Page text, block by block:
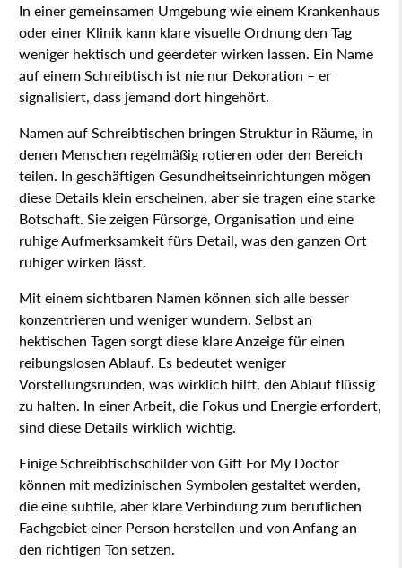
In einer gemeinsamen Umgebung wie einem Krankenhaus
oder einer Klinik kann klare visuelle Ordnung den Tag
weniger hektisch und geerdeter wirken lassen. Ein Name
auf einem Schreibtisch ist nie nur Dekoration – er
signalisiert, dass jemand dort hingehört.
Namen auf Schreibtischen bringen Struktur in Räume, in
denen Menschen regelmäßig rotieren oder den Bereich
teilen. In geschäftigen Gesundheitseinrichtungen mögen
diese Details klein erscheinen, aber sie tragen eine starke
Botschaft. Sie zeigen Fürsorge, Organisation und eine
ruhige Aufmerksamkeit fürs Detail, was den ganzen Ort
ruhiger wirken lässt.
Mit einem sichtbaren Namen können sich alle besser
konzentrieren und weniger wundern. Selbst an
hektischen Tagen sorgt diese klare Anzeige für einen
reibungslosen Ablauf. Es bedeutet weniger
Vorstellungsrunden, was wirklich hilft, den Ablauf flüssig
zu halten. In einer Arbeit, die Fokus und Energie erfordert,
sind diese Details wirklich wichtig.
Einige Schreibtischschilder von Gift For My Doctor
können mit medizinischen Symbolen gestaltet werden,
die eine subtile, aber klare Verbindung zum beruflichen
Fachgebiet einer Person herstellen und von Anfang an
den richtigen Ton setzen.